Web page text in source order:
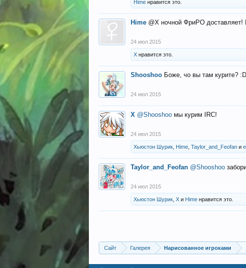
Hime нравится это.
Hime @X ночной ФриРО доставляет!
24 июл 2015
X нравится это.
Shooshoo Боже, чо вы там курите?
24 июл 2015
X @Shooshoo мы курим IRC!
24 июл 2015
Хьюстон Шурик Hime Taylor_and_Feofan и
Taylor_and_Feofan @Shooshoo
24 июл 2015
Хьюстон Шурик X и Hime нравится это.
Сайт Галерея Нарисованное игроками